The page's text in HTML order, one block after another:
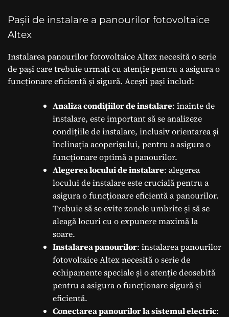
Pașii de instalare a panourilor fotovoltaice
Altex
Instalarea panourilor fotovoltaice Altex necesită o serie
de pași care trebuie urmați cu atenție pentru a asigura o
funcționare eficientă și sigură. Acești pași includ:
Analiza condițiilor de instalare: înainte de
instalare, este important să se analizeze
condițiile de instalare, inclusiv orientarea și
înclinația acoperișului, pentru a asigura o
funcționare optimă a panourilor.
Alegerea locului de instalare: alegerea
locului de instalare este crucială pentru a
asigura o funcționare eficientă a panourilor.
Trebuie să se evite zonele umbrite și să se
aleagă locuri cu o expunere maximă la
soare.
Instalarea panourilor: instalarea panourilor
fotovoltaice Altex necesită o serie de
echipamente speciale și o atenție deosebită
pentru a asigura o funcționare sigură și
eficientă.
Conectarea panourilor la sistemul electric: